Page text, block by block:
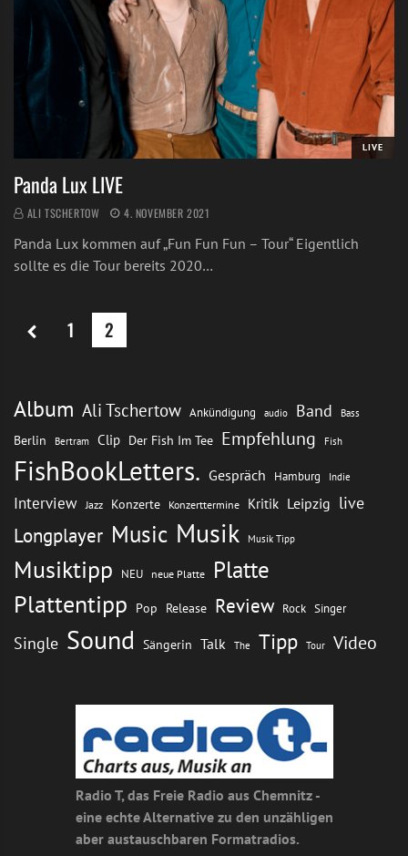
LIVE
Panda Lux LIVE
ALI TSCHERTOW 4. NOVEMBER 2021
Panda Lux kommen auf „Fun Fun Fun – Tour“ Eigentlich
sollte es die Tour bereits 2020…
1 2
Album Ali Tschertow Ankündigung audio Band Bass
Berlin Bertram Clip Der Fish Im Tee Empfehlung Fish
FishBookLetters. Gespräch Hamburg Indie
Interview Jazz Konzerte Konzerttermine Kritik Leipzig live
Longplayer Music Musik Musik Tipp
Musiktipp NEU neue Platte Platte
Plattentipp Pop Release Review Rock Singer
Single Sound Sängerin Talk The Tipp Tour Video
Radio T, das Freie Radio aus Chemnitz -
eine echte Alternative zu den unzähligen
aber austauschbaren Formatradios.